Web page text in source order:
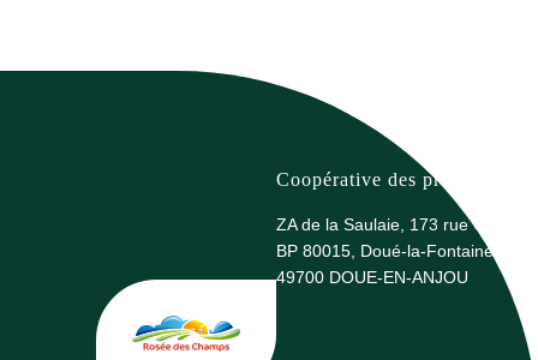
Coopérative des producteurs
ZA de la Saulaie, 173 rue G. Eiffel
BP 80015, Doué-la-Fontaine
49700 DOUE-EN-ANJOU